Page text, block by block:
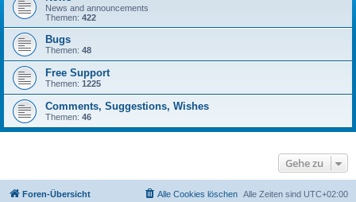
News and announcements
Themen: 422
Bugs
Themen: 48
Free Support
Themen: 1225
Comments, Suggestions, Wishes
Themen: 46
Gehe zu
Foren-Übersicht Alle Zeiten sind UTC+02:00
Alle Cookies löschen